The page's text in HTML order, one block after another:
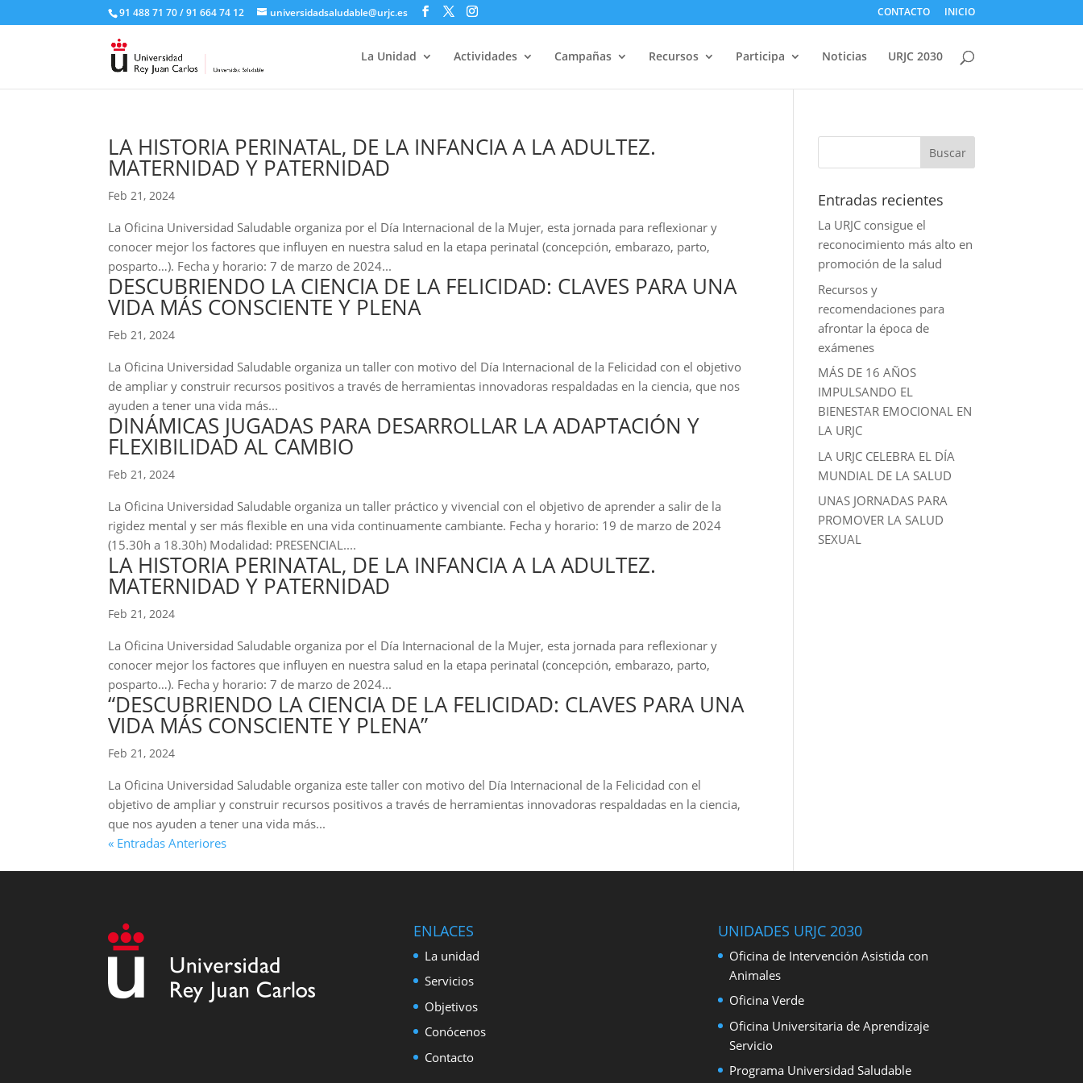
91 488 71 70 / 91 664 74 12 universidadsaludable@urjc.es CONTACTO INICIO
La Unidad Actividades Campañas Recursos Participa Noticias URJC 2030
LA HISTORIA PERINATAL, DE LA INFANCIA A LA ADULTEZ.
MATERNIDAD Y PATERNIDAD
Feb 21, 2024
La Oficina Universidad Saludable organiza por el Día Internacional de la Mujer, esta jornada para reflexionar y
conocer mejor los factores que influyen en nuestra salud en la etapa perinatal (concepción, embarazo, parto,
posparto…). Fecha y horario: 7 de marzo de 2024...
DESCUBRIENDO LA CIENCIA DE LA FELICIDAD: CLAVES PARA UNA
VIDA MÁS CONSCIENTE Y PLENA
Feb 21, 2024
La Oficina Universidad Saludable organiza un taller con motivo del Día Internacional de la Felicidad con el objetivo
de ampliar y construir recursos positivos a través de herramientas innovadoras respaldadas en la ciencia, que nos
ayuden a tener una vida más...
DINÁMICAS JUGADAS PARA DESARROLLAR LA ADAPTACIÓN Y
FLEXIBILIDAD AL CAMBIO
Feb 21, 2024
La Oficina Universidad Saludable organiza un taller práctico y vivencial con el objetivo de aprender a salir de la
rigidez mental y ser más flexible en una vida continuamente cambiante. Fecha y horario: 19 de marzo de 2024
(15.30h a 18.30h) Modalidad: PRESENCIAL....
LA HISTORIA PERINATAL, DE LA INFANCIA A LA ADULTEZ.
MATERNIDAD Y PATERNIDAD
Feb 21, 2024
La Oficina Universidad Saludable organiza por el Día Internacional de la Mujer, esta jornada para reflexionar y
conocer mejor los factores que influyen en nuestra salud en la etapa perinatal (concepción, embarazo, parto,
posparto…). Fecha y horario: 7 de marzo de 2024...
“DESCUBRIENDO LA CIENCIA DE LA FELICIDAD: CLAVES PARA UNA
VIDA MÁS CONSCIENTE Y PLENA”
Feb 21, 2024
La Oficina Universidad Saludable organiza este taller con motivo del Día Internacional de la Felicidad con el
objetivo de ampliar y construir recursos positivos a través de herramientas innovadoras respaldadas en la ciencia,
que nos ayuden a tener una vida más...
« Entradas Anteriores
Entradas recientes
La URJC consigue el
reconocimiento más alto en
promoción de la salud
Recursos y
recomendaciones para
afrontar la época de
exámenes
MÁS DE 16 AÑOS
IMPULSANDO EL
BIENESTAR EMOCIONAL EN
LA URJC
LA URJC CELEBRA EL DÍA
MUNDIAL DE LA SALUD
UNAS JORNADAS PARA
PROMOVER LA SALUD
SEXUAL
ENLACES
La unidad
Servicios
Objetivos
Conócenos
Contacto
UNIDADES URJC 2030
Oficina de Intervención Asistida con
Animales
Oficina Verde
Oficina Universitaria de Aprendizaje
Servicio
Programa Universidad Saludable